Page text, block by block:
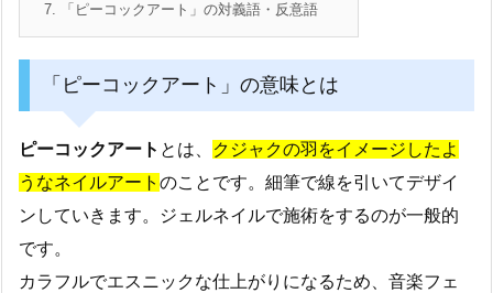
7. 「ピーコックアート」の対義語・反意語
「ピーコックアート」の意味とは
ピーコックアート とは、
クジャクの羽をイメージしたよ
うなネイルアート のことです。細筆で線を引いてデザイ
ンしていきます。ジェルネイルで施術をするのが一般的
です。
カラフルでエスニックな仕上がりになるため、音楽フェ